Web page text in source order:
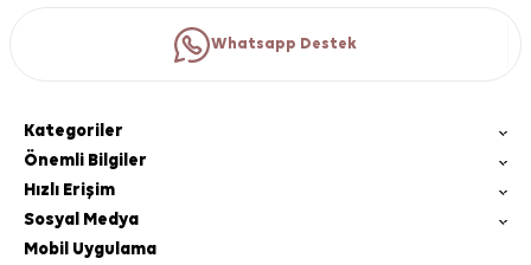
Whatsapp Destek
Kategoriler
Önemli Bilgiler
Hızlı Erişim
Sosyal Medya
Mobil Uygulama